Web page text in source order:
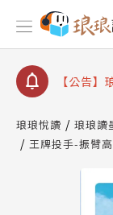
【公告】
查詢
【公告】
【公告
請圖文教
【公告】
查詢
【公告
琅琅悅讀 琅琅讀
王牌投手-振臂